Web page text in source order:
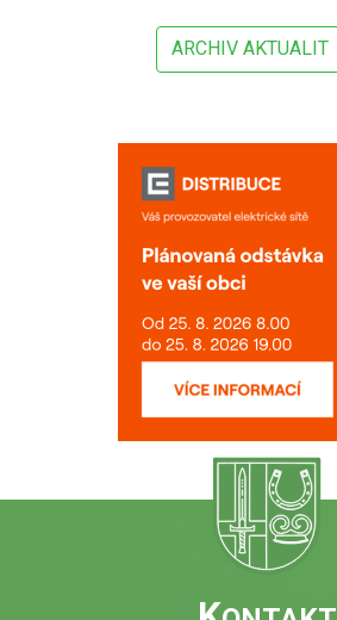
ARCHIV AKTUALIT